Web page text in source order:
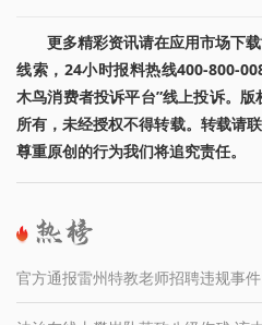
更多精彩资讯请在应用市场下
线索，24小时报料热线400-800-
木鸟消费者投诉平台”线上投诉。
所有，未经授权不得转载。转载请
尊重原创的行为我们将追究责任。
官方通报雷州特教老师招聘违规事件